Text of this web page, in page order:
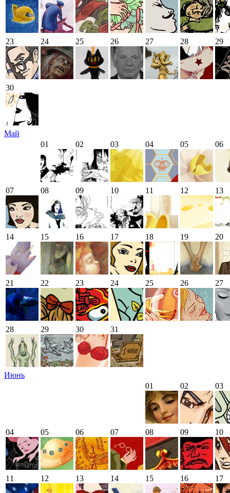
23 24 25 26 27 28 29
30
Май
01
02 03 04 05 06
07 08 09 10 11 12 13
14 15 16 17 18 19 20
21 22 23 24 25 26 27
28 29 30 31
Июнь
01
02 03
04 05 06 07 08 09 10
11 12 13 14 15 16 17